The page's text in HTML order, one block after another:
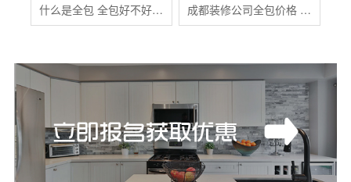
什么是全包 全包好不好 全包装修注意事项有哪些 成都装修公司全包价格 成都全包装修多少钱一平